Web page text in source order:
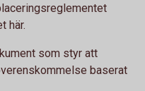
här.
som styr att
baserat